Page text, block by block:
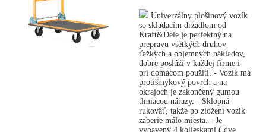
Univerzálny plošinový vozík
so skladacím držadlom od
Kraft&Dele je perfektný na
prepravu všetkých druhov
ťažkých a objemných nákladov,
dobre poslúži v každej firme i
pri domácom použití. - Vozík má
protišmykový povrch a na
okrajoch je zakončený gumou
tlmiacou nárazy. - Sklopná
rukoväť, takže po zložení vozík
zaberie málo miesta. - Je
vybavený 4 kolieskami ( dve